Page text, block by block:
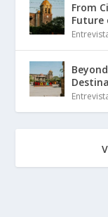
From
Future